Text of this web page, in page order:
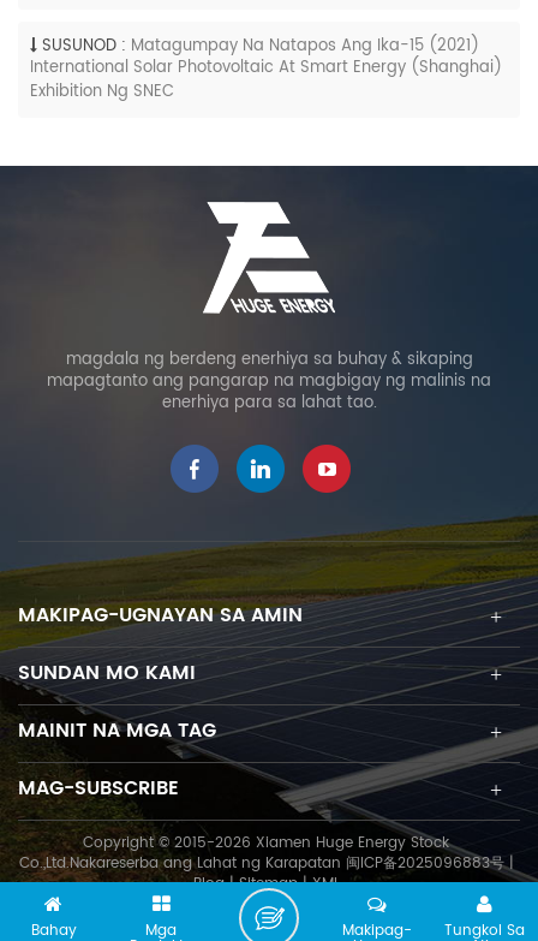
SUSUNOD : Matagumpay Na Natapos Ang Ika-15 (2021)
International Solar Photovoltaic At Smart Energy (Shanghai)
Exhibition Ng SNEC
magdala ng berdeng enerhiya sa buhay & sikaping
mapagtanto ang pangarap na magbigay ng malinis na
enerhiya para sa lahat tao.
MAKIPAG-UGNAYAN SA AMIN
SUNDAN MO KAMI
MAINIT NA MGA TAG
MAG-SUBSCRIBE
Copyright © 2015-2026 Xiamen Huge Energy Stock
Co.,Ltd.Nakareserba ang Lahat ng Karapatan 闽ICP备2025096883号|
Blog|Sitemap|XML
Bahay Mga Tungkol Sa
Makipag-